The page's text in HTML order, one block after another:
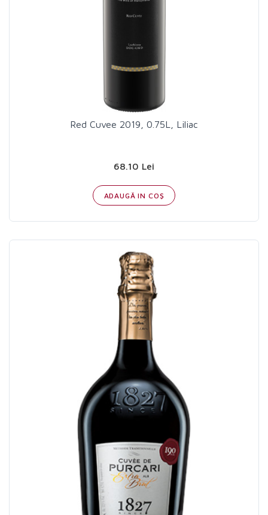
Red Cuvee 2019, 0.75L, Liliac
68.10 Lei
ADAUGĂ IN COŞ